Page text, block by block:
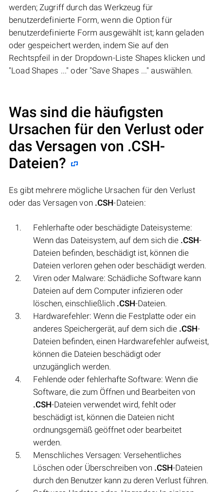
werden; Zugriff durch das Werkzeug für
benutzerdefinierte Form, wenn die Option für
benutzerdefinierte Form ausgewählt ist; kann geladen
oder gespeichert werden, indem Sie auf den
Rechtspfeil in der Dropdown-Liste Shapes klicken und
"Load Shapes ..." oder "Save Shapes ..." auswählen.
Was sind die häufigsten
Ursachen für den Verlust oder
das Versagen von .CSH-
Dateien?
Es gibt mehrere mögliche Ursachen für den Verlust
oder das Versagen von .CSH-Dateien:
Fehlerhafte oder beschädigte Dateisysteme:
Wenn das Dateisystem, auf dem sich die .CSH-
Dateien befinden, beschädigt ist, können die
Dateien verloren gehen oder beschädigt werden.
Viren oder Malware: Schädliche Software kann
Dateien auf dem Computer infizieren oder
löschen, einschließlich .CSH-Dateien.
Hardwarefehler: Wenn die Festplatte oder ein
anderes Speichergerät, auf dem sich die .CSH-
Dateien befinden, einen Hardwarefehler aufweist,
können die Dateien beschädigt oder
unzugänglich werden.
Fehlende oder fehlerhafte Software: Wenn die
Software, die zum Öffnen und Bearbeiten von
.CSH-Dateien verwendet wird, fehlt oder
beschädigt ist, können die Dateien nicht
ordnungsgemäß geöffnet oder bearbeitet
werden.
Menschliches Versagen: Versehentliches
Löschen oder Überschreiben von .CSH-Dateien
durch den Benutzer kann zu deren Verlust führen.